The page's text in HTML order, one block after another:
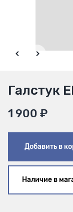
Галстук
1 900 ₽
Добавить в
Наличие в